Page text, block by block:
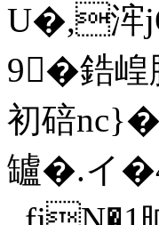
U�,浶
9�鋯崲
初碚
罏�.イ